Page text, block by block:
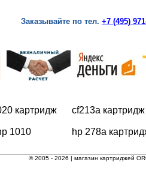
Заказывайте по тел. +7 (495)
картридж cf213a картридж
1010 hp 278a
© 2005 - 2026 | магазин картриджей